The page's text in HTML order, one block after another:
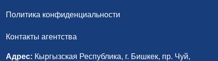
Политика конфиденциальности
Контакты агентства
Адрес: Кыргызская Республика, г. Бишкек, пр. Чуй,